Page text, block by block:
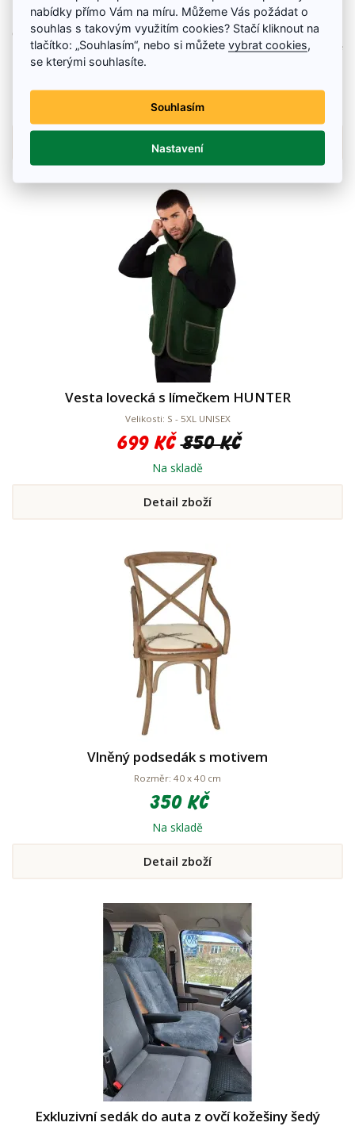
Čelenka Hunter
Čelenka HUNTER z ovčí vlny Vám chrání uši a čelo proti nachlazení v jarních
měsících při rybaření nebo turistice. Vlněná čelenka Hunter nejen hřeje, ale
také zamezuje rušivé zasahování vlasů do obličeje.
Skladem
Detail zboží
Vesta lovecká s límečkem HUNTER
Velikosti: S - 5XL UNISEX
699 Kč 850 Kč
Na skladě
Detail zboží
Vlněný podsedák s motivem
Rozměr: 40 x 40 cm
350 Kč
Na skladě
Detail zboží
Exkluzivní sedák do auta z ovčí kožešiny šedý
nabídky přímo Vám na míru. Můžeme Vás požádat o
souhlas s takovým využitím cookies? Stačí kliknout na
tlačítko: „Souhlasím“, nebo si můžetevybrat cookies
se kterými souhlasíte.
Souhlasím
Nastavení